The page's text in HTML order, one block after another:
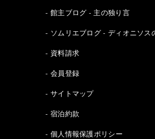
館主ブログ - 主の独り言
ソムリエブログ - ディオニソス
資料請求
会員登録
サイトマップ
宿泊約款
個人情報保護ポリシー